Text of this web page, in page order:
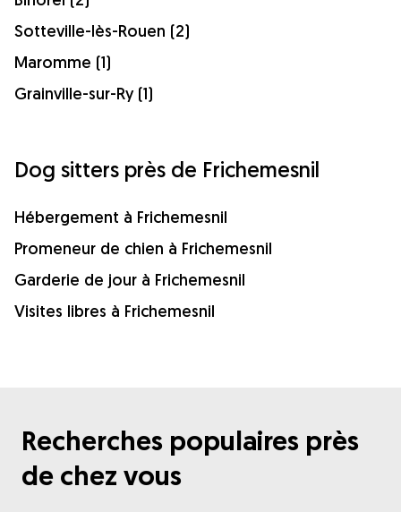
Sotteville-lès-Rouen (2)
Maromme (1)
Grainville-sur-Ry (1)
Dog sitters près de Frichemesnil
Hébergement à Frichemesnil
Promeneur de chien à Frichemesnil
Garderie de jour à Frichemesnil
Visites libres à Frichemesnil
Recherches populaires près
de chez vous